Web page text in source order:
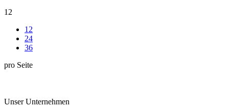
12
12
24
36
pro Seite
Unser Unternehmen